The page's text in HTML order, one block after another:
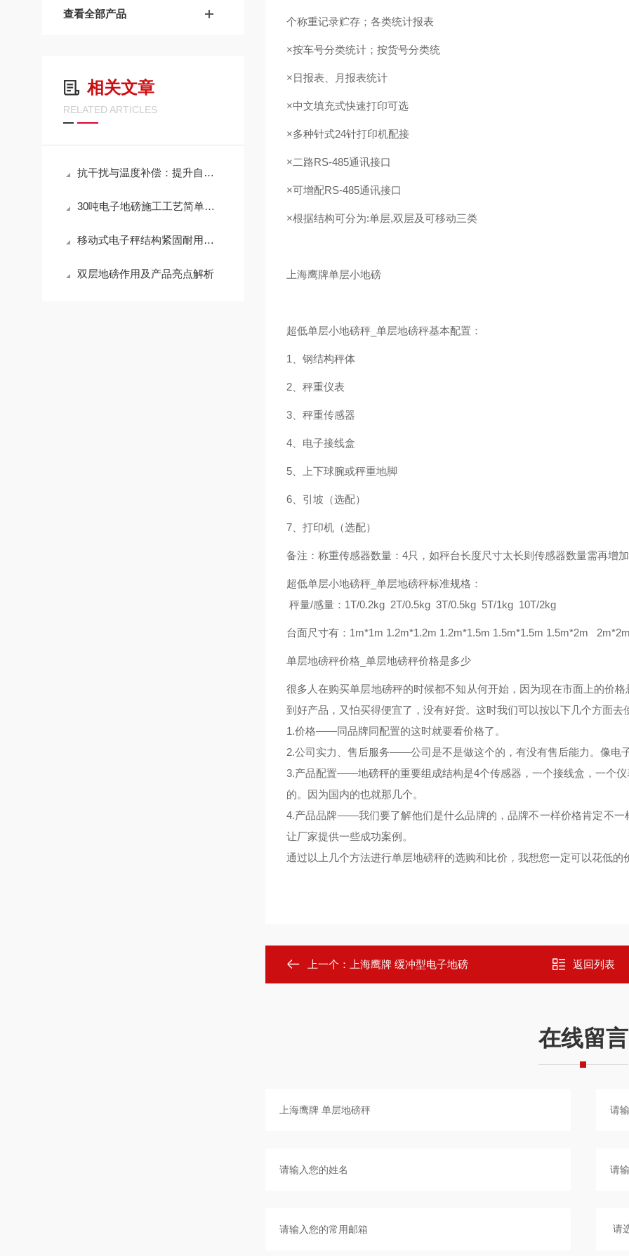
查看全部产品
相关文章
RELATED ARTICLES
抗干扰与温度补偿：提升自动称重系统稳定性的关键技术
30吨电子地磅施工工艺简单、快速
移动式电子秤结构紧固耐用，抗腐蚀性强
双层地磅作用及产品亮点解析
个称重记录贮存；各类统计报表
×按车号分类统计；按货号分类统
×日报表、月报表统计
×中文填充式快速打印可选
×多种针式24针打印机配接
×二路RS-485通讯接口
×可增配RS-485通讯接口
×根据结构可分为:单层,双层及可移动三类
上海鹰牌单层小地磅
超低单层小地磅秤_单层地磅秤基本配置：
1、钢结构秤体
2、秤重仪表
3、秤重传感器
4、电子接线盒
5、上下球腕或秤重地脚
6、引坡（选配）
7、打印机（选配）
备注：称重传感器数量：4只，如秤台长度尺寸太长则传感器数量需再增
超低单层小地磅秤_单层地磅秤标准规格：
秤量/感量：1T/0.2kg 2T/0.5kg 3T/0.5kg 5T/1kg 10T/2kg
台面尺寸有：1m*1m 1.2m*1.2m 1.2m*1.5m 1.5m*1.5m 1.5m*2m
单层地磅秤价格_单层地磅秤价格是多少
很多人在购买单层地磅秤的时候都不知从何开始，因为现在市面上的价
到好产品，又怕买得便宜了，没有好货。这时我们可以按以下几个方面去
1.价格——同品牌同配置的这时就要看价格了。
2.公司实力、售后服务——公司是不是做这个的，有没有售后能力。像电
3.产品配置——地磅秤的重要组成结构是4个传感器，一个接线盒，一个
的。因为国内的也就那几个。
4.产品品牌——我们要了解他们是什么品牌的，品牌不一样价格肯定不
让厂家提供一些成功案例。
通过以上几个方法进行单层地磅秤的选购和比价，我想您一定可以花低的
上一个： 上海鹰牌 缓冲型电子地磅 返回列表
在线留言